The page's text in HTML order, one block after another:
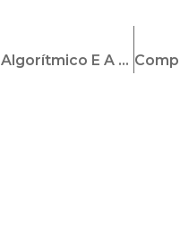
A Avaliação De Impacto Algorítmico E A Proteção De Dados Pessoais No PL 2338/23